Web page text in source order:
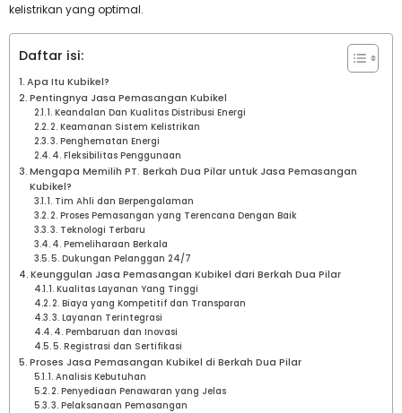
kelistrikan yang optimal.
Daftar isi:
Apa Itu Kubikel?
Pentingnya Jasa Pemasangan Kubikel
1. Keandalan Dan Kualitas Distribusi Energi
2. Keamanan Sistem Kelistrikan
3. Penghematan Energi
4. Fleksibilitas Penggunaan
Mengapa Memilih PT. Berkah Dua Pilar untuk Jasa Pemasangan
Kubikel?
1. Tim Ahli dan Berpengalaman
2. Proses Pemasangan yang Terencana Dengan Baik
3. Teknologi Terbaru
4. Pemeliharaan Berkala
5. Dukungan Pelanggan 24/7
Keunggulan Jasa Pemasangan Kubikel dari Berkah Dua Pilar
1. Kualitas Layanan Yang Tinggi
2. Biaya yang Kompetitif dan Transparan
3. Layanan Terintegrasi
4. Pembaruan dan Inovasi
5. Registrasi dan Sertifikasi
Proses Jasa Pemasangan Kubikel di Berkah Dua Pilar
1. Analisis Kebutuhan
2. Penyediaan Penawaran yang Jelas
3. Pelaksanaan Pemasangan